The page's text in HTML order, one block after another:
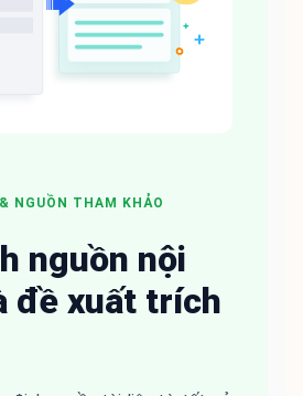
NGUỒN THAM KHẢO
nguồn nội
đề xuất trích